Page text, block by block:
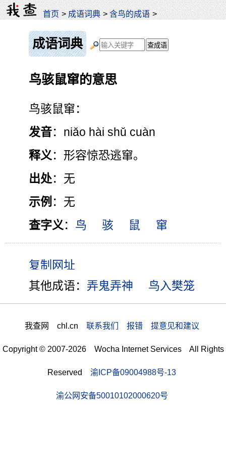
首页 > 成语词典 >含鸟的成语 >
成语词典
鸟骇鼠窜的意思
鸟骇鼠窜：
发音：niǎo hài shǔ cuàn
释义 ：形容惊恐逃窜。
出处：无
示例 ：无
查字义 ： 鸟 骇 鼠 窜
其他成语： 弄鬼弄神 鸟入樊笼
我查网 chl.cn 联系我们 报错 提意见和建议
Copyright © 2007-2026 Wocha Internet Services All Rights
Reserved 渝ICP备09004988号-13
渝公网安备50010102000620号